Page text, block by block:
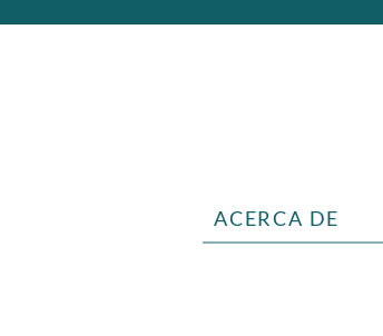
ACERCA DE